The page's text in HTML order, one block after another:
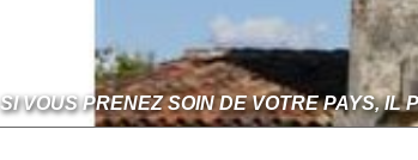
SI VOUS PRENEZ SOIN DE VOTRE PAYS, IL